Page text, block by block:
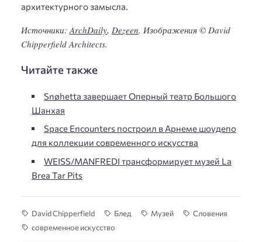
архитектурного замысла.
Источники:ArchDaily, Dezeen. Изображения © David
Chipperfield Architects.
Читайте также
Snøhetta завершает Оперный театр Большого
Шанхая
Space Encounters построил в Арнеме шоудепо
для коллекции современного искусства
WEISS/MANFREDI трансформирует музей La
Brea Tar Pits
David Chipperfield Блед Музей
Словения
современное искусство